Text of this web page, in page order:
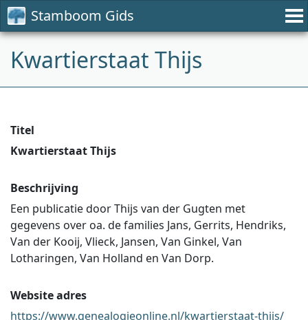
Stamboom Gids
Kwartierstaat Thijs
Titel
Kwartierstaat Thijs
Beschrijving
Een publicatie door Thijs van der Gugten met
gegevens over oa. de families Jans, Gerrits, Hendriks,
Van der Kooij, Vlieck, Jansen, Van Ginkel, Van
Lotharingen, Van Holland en Van Dorp.
Website adres
https://www.genealogieonline.nl/kwartierstaat-thijs/